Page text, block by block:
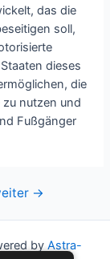
das die
soll,
dieses
die
nutzen und
Fußgänger
→
by Astra-